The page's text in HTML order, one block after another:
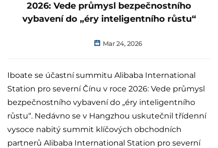
2026: Vede průmysl bezpečnostního
vybavení do „éry inteligentního růstu“
Mar 24, 2026
Iboate se účastní summitu Alibaba International
Station pro severní Čínu v roce 2026: Vede průmysl
bezpečnostního vybavení do „éry inteligentního
růstu“. Nedávno se v Hangzhou uskutečnil třídenní
vysoce nabitý summit klíčových obchodních
partnerů Alibaba International Station pro severní